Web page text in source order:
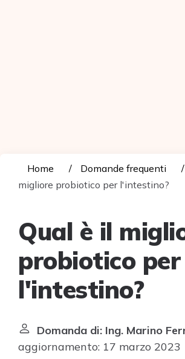
Home Domande frequenti
migliore probiotico per l'intestino?
Qual è il
probiotico per
l'intestino?
Domanda di: Ing. Marino
aggiornamento: 17 marzo 2023